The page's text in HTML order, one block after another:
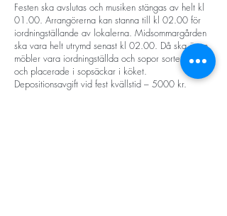
Festen ska avslutas och musiken stängas av helt kl
01.00. Arrangörerna kan stanna till kl 02.00 för
iordningställande av lokalerna. Midsommargården
ska vara helt utrymd senast kl 02.00. Då ska även
möbler vara iordningställda och sopor sorterade
och placerade i sopsäckar i köket.
Depositionsavgift vid fest kvällstid – 5000 kr.